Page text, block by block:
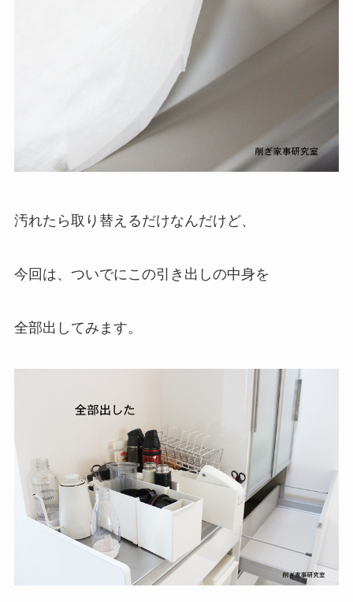
汚れたら取り替えるだけなんだけど、
今回は、ついでにこの引き出しの中身を
全部出してみます。